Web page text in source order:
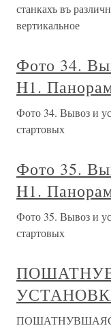
станкахъ въ
вертикальное
Фото 34.
H1.
Фото 34. Вывоз и
стартовых
Фото 35.
H1.
Фото 35. Вывоз и
стартовых